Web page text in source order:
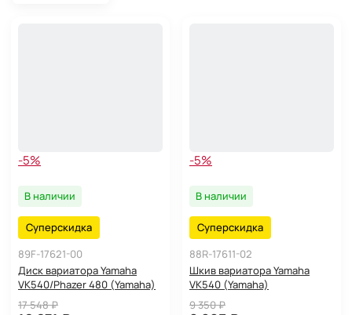
-5%
В наличии
Суперскидка
89F-17621-00
Диск вариатора Yamaha
VK540/Phazer 480 (Yamaha)
17 548 ₽
-5%
В наличии
Суперскидка
88R-17611-02
Шкив вариатора Yamaha
VK540 (Yamaha)
9 350 ₽